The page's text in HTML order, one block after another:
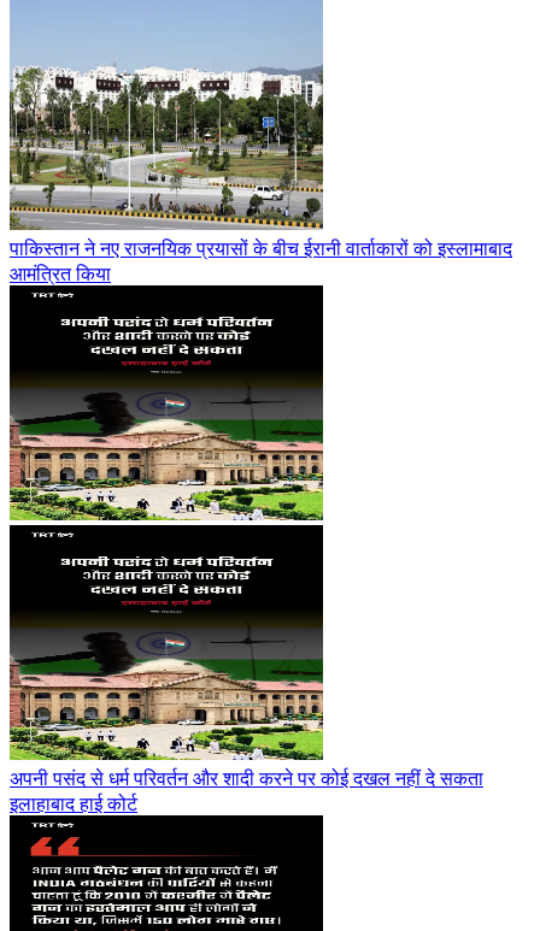
पाकिस्तान ने नए राजनयिक प्रयासों के बीच ईरानी वार्ताकारों को इस्लामाबाद
आमंत्रित किया
अपनी पसंद से धर्म परिवर्तन और शादी करने पर कोई दखल नहीं दे सकता
इलाहाबाद हाई कोर्ट